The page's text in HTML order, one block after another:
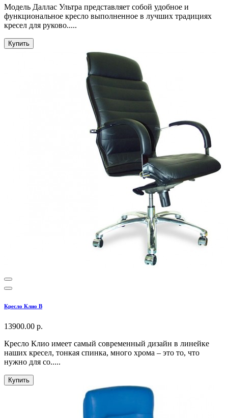
Модель Даллас Ультра представляет собой удобное и
функциональное кресло выполненное в лучших традициях
кресел для руково.....
Купить
Кресло Клио В
13900.00 р.
Кресло Клио имеет самый современный дизайн в линейке
наших кресел, тонкая спинка, много хрома – это то, что
нужно для со.....
Купить